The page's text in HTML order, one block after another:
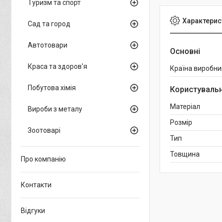
Основні
Країна
Матеріал
Розмір
Тип
Товщина
Туризм та спорт
Сад та город
Автотовари
Краса та здоров'я
Побутова хімія
Вироби з металу
Зоотоварі
Про компанію
Контакти
Відгуки